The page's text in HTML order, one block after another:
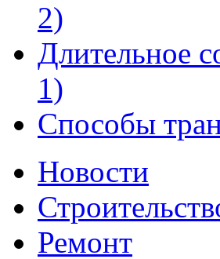
2)
Длительное
1)
Способы
Новости
Ремонт